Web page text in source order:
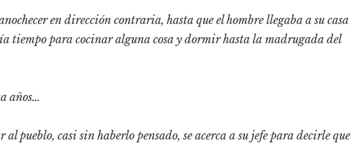
en dirección contraria, hasta que el hombre llegaba a su casa
tiempo para cocinar alguna cosa y dormir hasta la madrugada del
años…
pueblo, casi sin haberlo pensado, se acerca a su jefe para decirle que